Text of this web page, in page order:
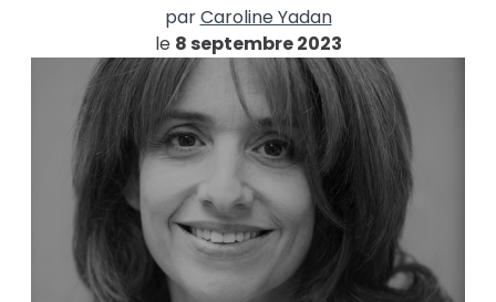
parCaroline Yadan
le 8 septembre 2023